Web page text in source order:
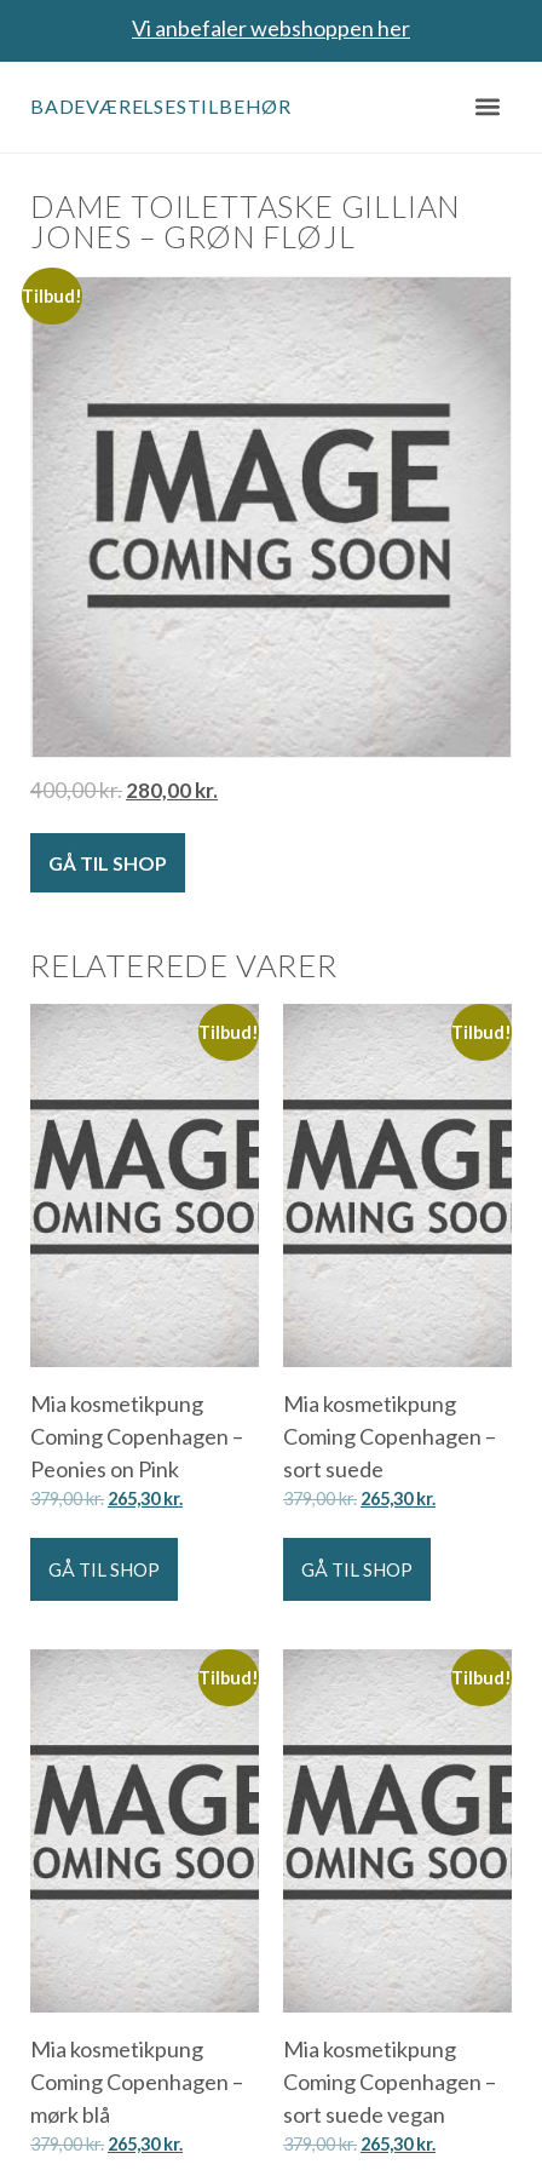
Vi anbefaler webshoppen her
BADEVÆRELSESTILBEHØR
DAME TOILETTASKE GILLIAN
JONES – GRØN FLØJL
Tilbud!
400,00kr.280,00kr.
GÅ TIL SHOP
RELATEREDE VARER
Tilbud!
Mia kosmetikpung
Coming Copenhagen –
Peonies on Pink
379,00kr. 265,30kr.
GÅ TIL SHOP
Tilbud!
Mia kosmetikpung
Coming Copenhagen –
sort suede
379,00kr. 265,30kr.
GÅ TIL SHOP
Tilbud!
Mia kosmetikpung
Coming Copenhagen –
mørk blå
379,00kr. 265,30kr.
Tilbud!
Mia kosmetikpung
Coming Copenhagen –
sort suede vegan
379,00kr. 265,30kr.